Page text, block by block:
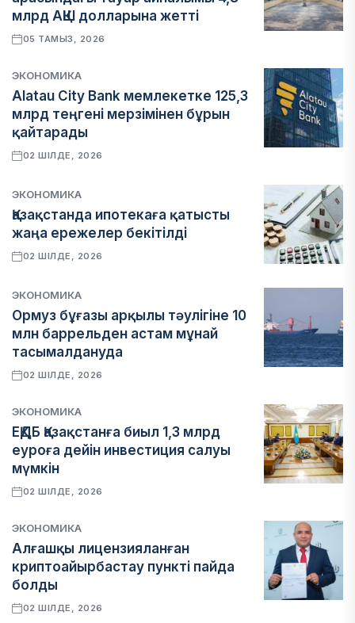
млрд АҚШ долларына жетті
05 ТАМЫЗ, 2026
ЭКОНОМИКА
Alatau City Bank мемлекетке 125,3
млрд теңгені мерзімінен бұрын
қайтарады
02 ШІЛДЕ, 2026
ЭКОНОМИКА
Қазақстанда ипотекаға қатысты
жаңа ережелер бекітілді
02 ШІЛДЕ, 2026
ЭКОНОМИКА
Ормуз бұғазы арқылы тәулігіне 10
млн баррельден астам мұнай
тасымалдануда
02 ШІЛДЕ, 2026
ЭКОНОМИКА
ЕҚДБ Қазақстанға биыл 1,3 млрд
еуроға дейін инвестиция салуы
мүмкін
02 ШІЛДЕ, 2026
ЭКОНОМИКА
Алғашқы лицензияланған
криптоайырбастау пункті пайда
болды
02 ШІЛДЕ, 2026